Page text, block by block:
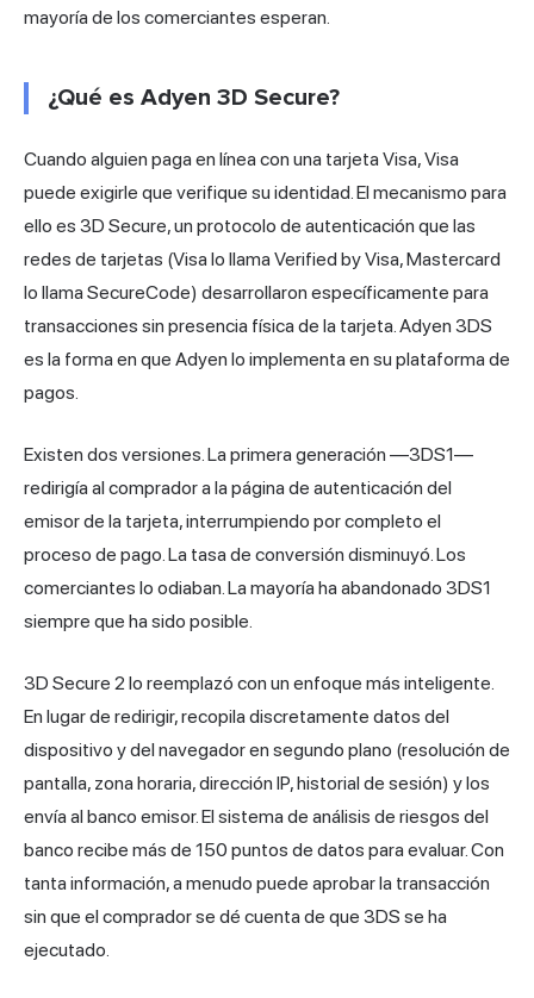
mayoría de los comerciantes esperan.
¿Qué es Adyen 3D Secure?
Cuando alguien paga en línea con una tarjeta Visa, Visa
puede exigirle que verifique su identidad. El mecanismo para
ello es 3D Secure, un protocolo de autenticación que las
redes de tarjetas (Visa lo llama Verified by Visa, Mastercard
lo llama SecureCode) desarrollaron específicamente para
transacciones sin presencia física de la tarjeta. Adyen 3DS
es la forma en que Adyen lo implementa en su plataforma de
pagos.
Existen dos versiones. La primera generación —3DS1—
redirigía al comprador a la página de autenticación del
emisor de la tarjeta, interrumpiendo por completo el
proceso de pago. La tasa de conversión disminuyó. Los
comerciantes lo odiaban. La mayoría ha abandonado 3DS1
siempre que ha sido posible.
3D Secure 2 lo reemplazó con un enfoque más inteligente.
En lugar de redirigir, recopila discretamente datos del
dispositivo y del navegador en segundo plano (resolución de
pantalla, zona horaria, dirección IP, historial de sesión) y los
envía al banco emisor. El sistema de análisis de riesgos del
banco recibe más de 150 puntos de datos para evaluar. Con
tanta información, a menudo puede aprobar la transacción
sin que el comprador se dé cuenta de que 3DS se ha
ejecutado.